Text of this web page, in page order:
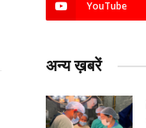
YouTube
अन्य ख़बरें